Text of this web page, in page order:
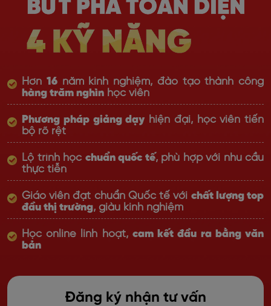
Hơn 16năm kinh nghiệm, đào tạo thành công
hàng trăm nghìn học viên
Phương pháp giảng dạy hiện đại, học viên tiến
bộ rõ rệt
Lộ trình học chuẩn quốc tế, phù hợp với nhu cầu
thực tiễn
Giáo viên đạt chuẩn Quốc tế với chất lượng top
đầu thị trường, giàu kinh nghiệm
Học online linh hoạt, cam kết đầu ra bằng văn
bản
Đăng ký nhận tư vấn